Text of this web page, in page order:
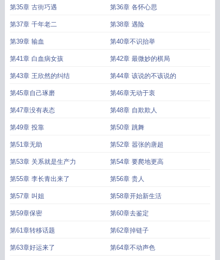
第35章 古街巧遇 第36章 各怀心思
第37章 千年老二 第38章 遇险
第39章 输血 第40章不识抬举
第41章 白血病女孩 第42章 最微妙的棋局
第43章 王欣然的纠结 第44章 该说的不该说的
第45章自己琢磨 第46章无动于衷
第47章没有表态 第48章 自欺欺人
第49章 投靠 第50章 跳舞
第51章无助 第52章 嚣张的唐超
第53章 关系就是生产力 第54章 要爬地更高
第55章 李长青出来了 第56章 贵人
第57章 叫姐 第58章开始新生活
第59章保密 第60章去鉴定
第61章转移话题 第62章掉链子
第63章好运来了 第64章不动声色